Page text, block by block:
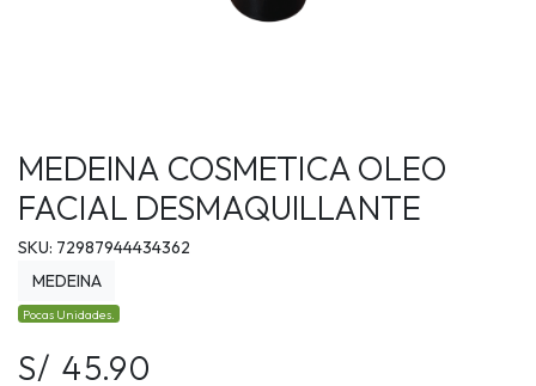
MEDEINA COSMETICA OLEO
FACIAL DESMAQUILLANTE
SKU: 72987944434362
MEDEINA
Pocas Unidades.
S/ 45.90